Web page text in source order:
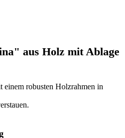
aus Holz mit Ablage
einem robusten Holzrahmen in